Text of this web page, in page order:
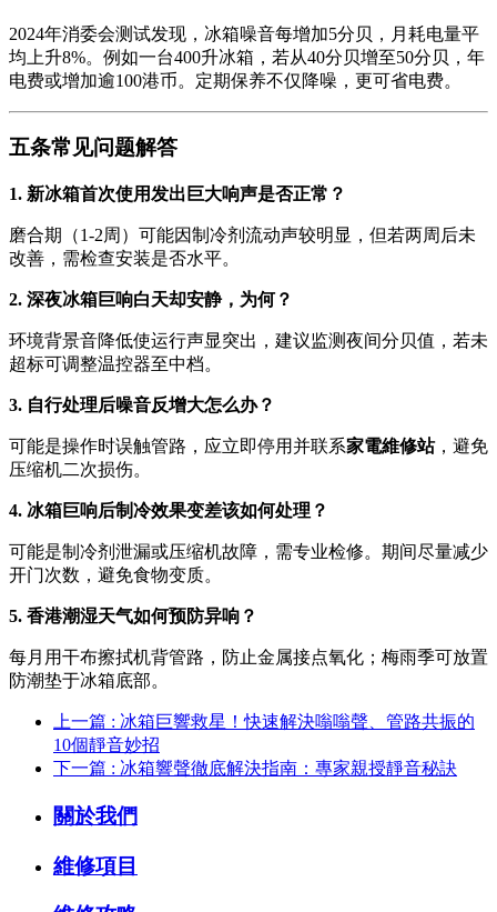
2024年消委会测试发现，冰箱噪音每增加5分贝，月耗电量平
均上升8%。例如一台400升冰箱，若从40分贝增至50分贝，年
电费或增加逾100港币。定期保养不仅降噪，更可省电费。
五条常见问题解答
1. 新冰箱首次使用发出巨大响声是否正常？
磨合期（1-2周）可能因制冷剂流动声较明显，但若两周后未
改善，需检查安装是否水平。
2. 深夜冰箱巨响白天却安静，为何？
环境背景音降低使运行声显突出，建议监测夜间分贝值，若未
超标可调整温控器至中档。
3. 自行处理后噪音反增大怎么办？
可能是操作时误触管路，应立即停用并联系家電維修站，避免
压缩机二次损伤。
4. 冰箱巨响后制冷效果变差该如何处理？
可能是制冷剂泄漏或压缩机故障，需专业检修。期间尽量减少
开门次数，避免食物变质。
5. 香港潮湿天气如何预防异响？
每月用干布擦拭机背管路，防止金属接点氧化；梅雨季可放置
防潮垫于冰箱底部。
上一篇 : 冰箱巨響救星！快速解決嗡嗡聲、管路共振的
10個靜音妙招
下一篇 : 冰箱響聲徹底解決指南：專家親授靜音秘訣
關於我們
維修項目